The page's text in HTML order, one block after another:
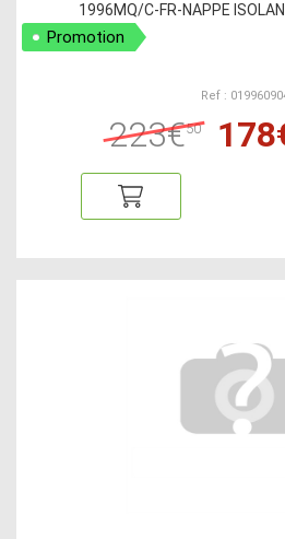
1996MQ/C-FR-NAPPE
Promotion
Ref :
223€50